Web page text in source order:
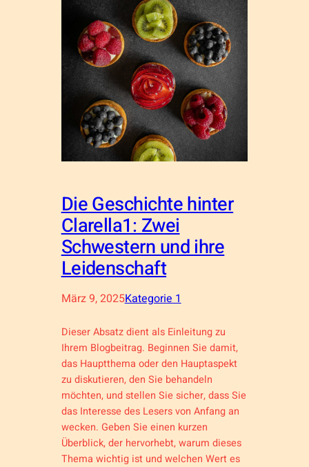
Die Geschichte hinter
Clarella1: Zwei
Schwestern und ihre
Leidenschaft
März 9, 2025Kategorie 1
Dieser Absatz dient als Einleitung zu
Ihrem Blogbeitrag. Beginnen Sie damit,
das Hauptthema oder den Hauptaspekt
zu diskutieren, den Sie behandeln
möchten, und stellen Sie sicher, dass Sie
das Interesse des Lesers von Anfang an
wecken. Geben Sie einen kurzen
Überblick, der hervorhebt, warum dieses
Thema wichtig ist und welchen Wert es